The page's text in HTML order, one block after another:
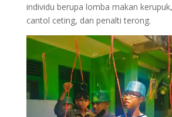
individu berupa lomba makan
cantol ceting, dan penalti terong.